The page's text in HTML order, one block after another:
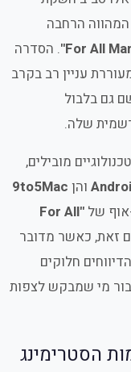
הרחבה
. הסדרה
עניין רב בקרב
גם בלבול
שלה.
מובילים,
והן 9to5Mac
של "For All
זאת, כאשר מדובר
חלוקים
מי שמבקש לצפות
הסטרימינג